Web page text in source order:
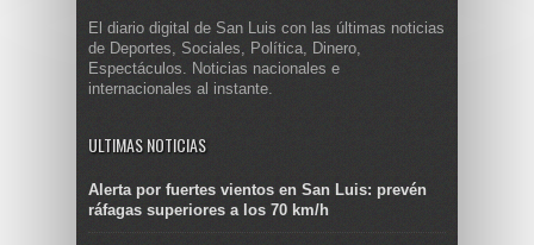
El diario digital de San Luis con las últimas noticias
de Deportes, Sociales, Política, Dinero,
Espectáculos. Noticias nacionales e
internacionales al instante.
ULTIMAS NOTICIAS
Alerta por fuertes vientos en San Luis: prevén
ráfagas superiores a los 70 km/h